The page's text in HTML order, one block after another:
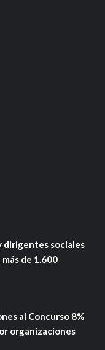
dirigentes sociales
de 1.600
al Concurso 8%
organizaciones